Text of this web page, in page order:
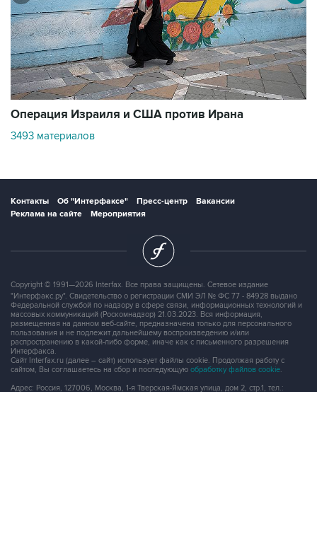
Операция Израиля и США против Ирана
3493 материалов
Контакты Об "Интерфаксе" Пресс-центр
Вакансии
Реклама на сайте
Мероприятия
Copyright © 1991—2026 Interfax. Все права защищены. Сетевое издание
"Интерфакс.ру". Свидетельство о регистрации СМИ ЭЛ № ФС 77 - 84928 выдано
Федеральной службой по надзору в сфере связи, информационных технологий и
массовых коммуникаций (Роскомнадзор) 21.03.2023. Вся информация,
размещенная на данном веб-сайте, предназначена только для персонального
пользования и не подлежит дальнейшему воспроизведению и/или
распространению в какой-либо форме, иначе как с письменного разрешения
Интерфакса.
Сайт Interfax.ru (далее – сайт) использует файлы cookie. Продолжая работу с
сайтом, Вы соглашаетесь на сбор и последующую обработку файлов cookie.
Адрес: Россия, 127006, Москва, 1-я Тверская-Ямская улица, дом 2, стр.1, тел.: